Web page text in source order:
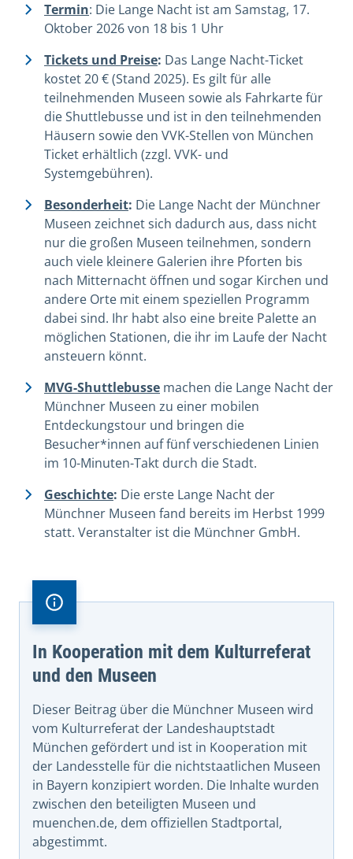
Termin: Die Lange Nacht ist am Samstag, 17.
Oktober 2026 von 18 bis 1 Uhr
Tickets und Preise: Das Lange Nacht-Ticket
kostet 20 € (Stand 2025). Es gilt für alle
teilnehmenden Museen sowie als Fahrkarte für
die Shuttlebusse und ist in den teilnehmenden
Häusern sowie den VVK-Stellen von München
Ticket erhältlich (zzgl. VVK- und
Systemgebühren).
Besonderheit: Die Lange Nacht der Münchner
Museen zeichnet sich dadurch aus, dass nicht
nur die großen Museen teilnehmen, sondern
auch viele kleinere Galerien ihre Pforten bis
nach Mitternacht öffnen und sogar Kirchen und
andere Orte mit einem speziellen Programm
dabei sind. Ihr habt also eine breite Palette an
möglichen Stationen, die ihr im Laufe der Nacht
ansteuern könnt.
MVG-Shuttlebusse machen die Lange Nacht der
Münchner Museen zu einer mobilen
Entdeckungstour und bringen die
Besucher*innen auf fünf verschiedenen Linien
im 10-Minuten-Takt durch die Stadt.
Geschichte: Die erste Lange Nacht der
Münchner Museen fand bereits im Herbst 1999
statt. Veranstalter ist die Münchner GmbH.
In Kooperation mit dem Kulturreferat
und den Museen
Dieser Beitrag über die Münchner Museen wird
vom Kulturreferat der Landeshauptstadt
München gefördert und ist in Kooperation mit
der Landesstelle für die nichtstaatlichen Museen
in Bayern konzipiert worden. Die Inhalte wurden
zwischen den beteiligten Museen und
muenchen.de, dem offiziellen Stadtportal,
abgestimmt.